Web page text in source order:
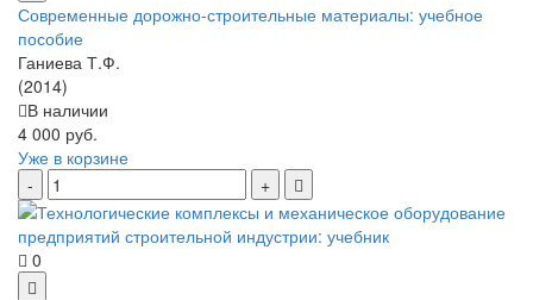
Современные дорожно-строительные материалы: учебное
пособие
Ганиева Т.Ф.
(2014)
В наличии
4 000 руб.
Уже в корзине
0